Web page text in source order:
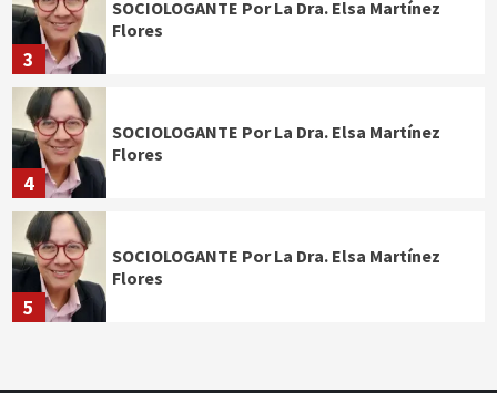
3
SOCIOLOGANTE Por La Dra. Elsa Martínez
Flores
4
SOCIOLOGANTE Por La Dra. Elsa Martínez
Flores
5
SOCIOLOGANTE Por La Dra. Elsa Martínez
Flores